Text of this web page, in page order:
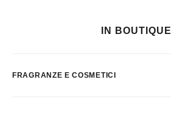
IN BOUTIQUE
FRAGRANZE E COSMETICI